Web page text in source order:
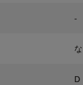
-
D